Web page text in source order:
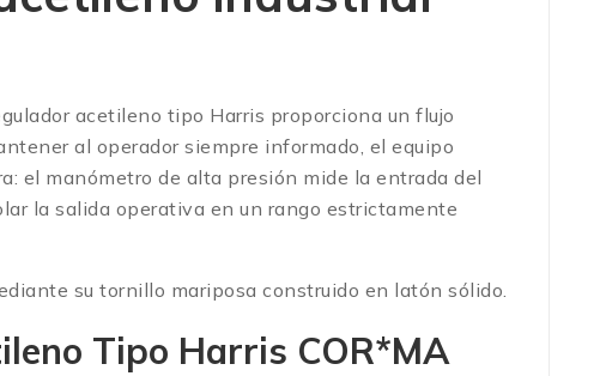
acetileno tipo Harris proporciona un flujo
al operador siempre informado, el equipo
el manómetro de alta presión mide la entrada del
la salida operativa en un rango estrictamente
su tornillo mariposa construido en latón sólido.
Tipo Harris COR*MA